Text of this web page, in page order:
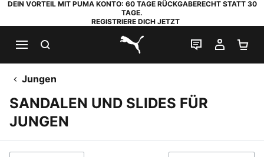
DEIN VORTEIL MIT PUMA KONTO: 60 TAGE RÜCKGABERECHT STATT 30
TAGE.
REGISTRIERE DICH JETZT
PUMA.com
LIVE-CHAT
MEIN
Jungen
SANDALEN UND SLIDES FÜR
JUNGEN